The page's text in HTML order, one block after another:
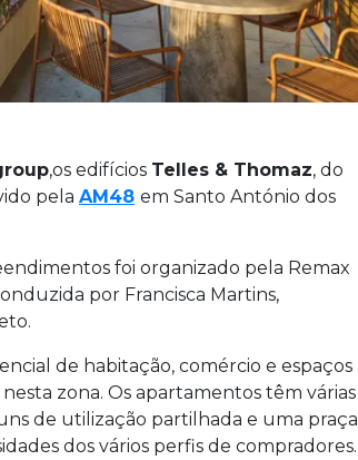
,os edifícios Telles & Thomaz, do
pela AM48 em Santo António dos
foi organizado pela Remax
por Francisca Martins,
de habitação, comércio e espaços
zona. Os apartamentos têm várias
de utilização partilhada e uma praça
dos vários perfis de compradores.